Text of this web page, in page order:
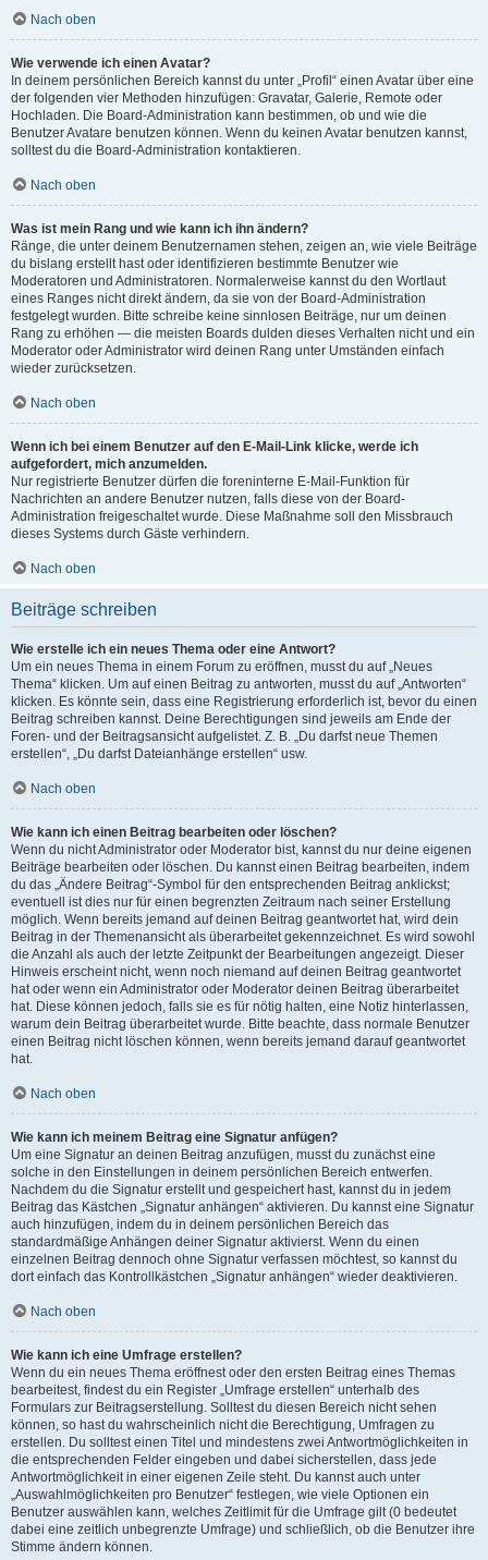
Nach oben
Wie verwende ich einen Avatar?
In deinem persönlichen Bereich kannst du unter „Profil“ einen Avatar über eine
der folgenden vier Methoden hinzufügen: Gravatar, Galerie, Remote oder
Hochladen. Die Board-Administration kann bestimmen, ob und wie die
Benutzer Avatare benutzen können. Wenn du keinen Avatar benutzen kannst,
solltest du die Board-Administration kontaktieren.
Nach oben
Was ist mein Rang und wie kann ich ihn ändern?
Ränge, die unter deinem Benutzernamen stehen, zeigen an, wie viele Beiträge
du bislang erstellt hast oder identifizieren bestimmte Benutzer wie
Moderatoren und Administratoren. Normalerweise kannst du den Wortlaut
eines Ranges nicht direkt ändern, da sie von der Board-Administration
festgelegt wurden. Bitte schreibe keine sinnlosen Beiträge, nur um deinen
Rang zu erhöhen — die meisten Boards dulden dieses Verhalten nicht und ein
Moderator oder Administrator wird deinen Rang unter Umständen einfach
wieder zurücksetzen.
Nach oben
Wenn ich bei einem Benutzer auf den E-Mail-Link klicke, werde ich
aufgefordert, mich anzumelden.
Nur registrierte Benutzer dürfen die foreninterne E-Mail-Funktion für
Nachrichten an andere Benutzer nutzen, falls diese von der Board-
Administration freigeschaltet wurde. Diese Maßnahme soll den Missbrauch
dieses Systems durch Gäste verhindern.
Nach oben
Beiträge schreiben
Wie erstelle ich ein neues Thema oder eine Antwort?
Um ein neues Thema in einem Forum zu eröffnen, musst du auf „Neues
Thema“ klicken. Um auf einen Beitrag zu antworten, musst du auf „Antworten“
klicken. Es könnte sein, dass eine Registrierung erforderlich ist, bevor du einen
Beitrag schreiben kannst. Deine Berechtigungen sind jeweils am Ende der
Foren- und der Beitragsansicht aufgelistet. Z. B. „Du darfst neue Themen
erstellen“, „Du darfst Dateianhänge erstellen“ usw.
Nach oben
Wie kann ich einen Beitrag bearbeiten oder löschen?
Wenn du nicht Administrator oder Moderator bist, kannst du nur deine eigenen
Beiträge bearbeiten oder löschen. Du kannst einen Beitrag bearbeiten, indem
du das „Ändere Beitrag“-Symbol für den entsprechenden Beitrag anklickst;
eventuell ist dies nur für einen begrenzten Zeitraum nach seiner Erstellung
möglich. Wenn bereits jemand auf deinen Beitrag geantwortet hat, wird dein
Beitrag in der Themenansicht als überarbeitet gekennzeichnet. Es wird sowohl
die Anzahl als auch der letzte Zeitpunkt der Bearbeitungen angezeigt. Dieser
Hinweis erscheint nicht, wenn noch niemand auf deinen Beitrag geantwortet
hat oder wenn ein Administrator oder Moderator deinen Beitrag überarbeitet
hat. Diese können jedoch, falls sie es für nötig halten, eine Notiz hinterlassen,
warum dein Beitrag überarbeitet wurde. Bitte beachte, dass normale Benutzer
einen Beitrag nicht löschen können, wenn bereits jemand darauf geantwortet
hat.
Nach oben
Wie kann ich meinem Beitrag eine Signatur anfügen?
Um eine Signatur an deinen Beitrag anzufügen, musst du zunächst eine
solche in den Einstellungen in deinem persönlichen Bereich entwerfen.
Nachdem du die Signatur erstellt und gespeichert hast, kannst du in jedem
Beitrag das Kästchen „Signatur anhängen“ aktivieren. Du kannst eine Signatur
auch hinzufügen, indem du in deinem persönlichen Bereich das
standardmäßige Anhängen deiner Signatur aktivierst. Wenn du einen
einzelnen Beitrag dennoch ohne Signatur verfassen möchtest, so kannst du
dort einfach das Kontrollkästchen „Signatur anhängen“ wieder deaktivieren.
Nach oben
Wie kann ich eine Umfrage erstellen?
Wenn du ein neues Thema eröffnest oder den ersten Beitrag eines Themas
bearbeitest, findest du ein Register „Umfrage erstellen“ unterhalb des
Formulars zur Beitragserstellung. Solltest du diesen Bereich nicht sehen
können, so hast du wahrscheinlich nicht die Berechtigung, Umfragen zu
erstellen. Du solltest einen Titel und mindestens zwei Antwortmöglichkeiten in
die entsprechenden Felder eingeben und dabei sicherstellen, dass jede
Antwortmöglichkeit in einer eigenen Zeile steht. Du kannst auch unter
„Auswahlmöglichkeiten pro Benutzer“ festlegen, wie viele Optionen ein
Benutzer auswählen kann, welches Zeitlimit für die Umfrage gilt (0 bedeutet
dabei eine zeitlich unbegrenzte Umfrage) und schließlich, ob die Benutzer ihre
Stimme ändern können.